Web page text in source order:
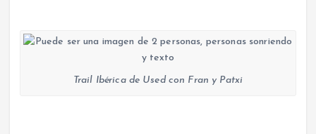
Trail Ibérica de Used con Fran y Patxi